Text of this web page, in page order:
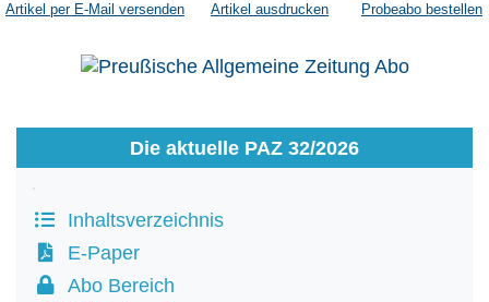
Artikel per E-Mail versenden Artikel ausdrucken Probeabo bestellen
Die aktuelle PAZ 32/2026
Inhaltsverzeichnis
E-Paper
Abo Bereich